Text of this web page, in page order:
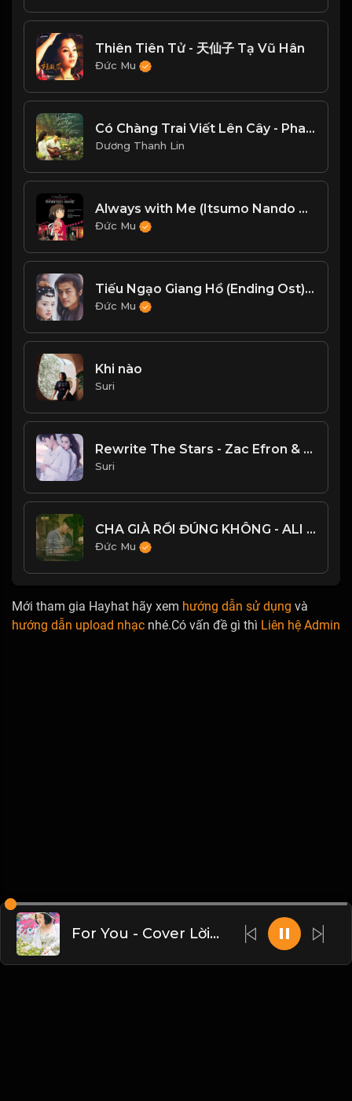
Thiên Tiên Tử - 天仙子 Tạ Vũ Hân
Đức Mu
Có Chàng Trai Viết Lên Cây - Phan Mạnh Quỳnh
Dương Thanh Lin
Always with Me (Itsumo Nando Demo)
Đức Mu
Tiếu Ngạo Giang Hồ (Ending Ost) - Liu Huan Ft Faye Wong
Đức Mu
Khi nào
Suri
Rewrite The Stars - Zac Efron & Zendaya
Suri
CHA GIÀ RỒI ĐÚNG KHÔNG - ALI HOÀNG DƯƠNG (OST BỐ GIÀ)
Đức Mu
Mới tham gia Hayhat hãy xem hướng dẫn sử dụng và
hướng dẫn upload nhạc nhé.Có vấn đề gì thì Liên hệ Admin
For You - Cover Lời Việt